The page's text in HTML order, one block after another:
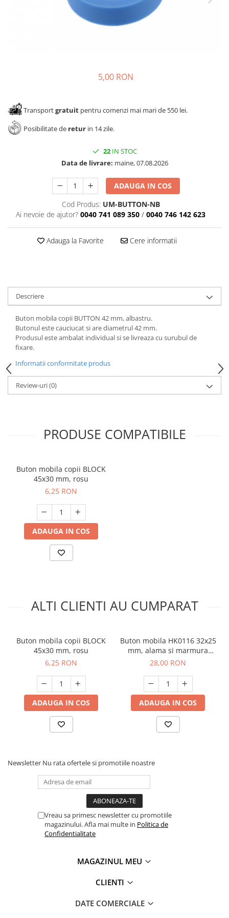
Solutii de curatat & adezivi
5,00 RON
Transportgratuit pentru comenzi mai mari de 550 lei.
Posibilitate de retur in 14 zile.
22IN STOC
Data de livrare: maine, 07.08.2026
ADAUGA IN COS
Cod Produs: UM-BUTTON-NB
Ai nevoie de ajutor? 0040 741 089 350 / 0040 746 142 623
Adauga la Favorite Cere informatii
Descriere
Buton mobila copii BUTTON 42 mm, albastru.
Butonul este cauciucat si are diametrul 42 mm.
Produsul este ambalat individual si se livreaza cu surubul de
fixare.
Informatii conformitate produs
Review-uri(0)
PRODUSE COMPATIBILE
Buton mobila copii BLOCK
45x30 mm, rosu
6,25 RON
ADAUGA IN COS
ALTI CLIENTI AU CUMPARAT
Buton mobila copii BLOCK
45x30 mm, rosu
6,25 RON
ADAUGA IN COS
Buton mobila HK0116 32x25
mm, alama si marmura
naturala
28,00 RON
ADAUGA IN COS
Newsletter Nu rata ofertele si promotiile noastre
Vreau sa primesc newsletter cu promotiile
magazinului. Afla mai multe in Politica de
Confidentialitate
MAGAZINUL MEU
CLIENTI
DATE COMERCIALE